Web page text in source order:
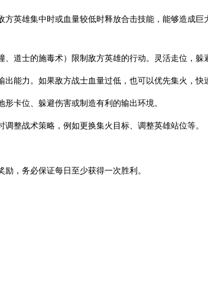
英雄集中时或血量较低时释放合击技能，能够造成巨
道士的施毒术）限制敌方英雄的行动。灵活走位，躲
能力。如果敌方战士血量过低，也可以优先集火，快
卡位、躲避伤害或制造有利的输出环境。
整战术策略，例如更换集火目标、调整英雄站位等。
，务必保证每日至少获得一次胜利。